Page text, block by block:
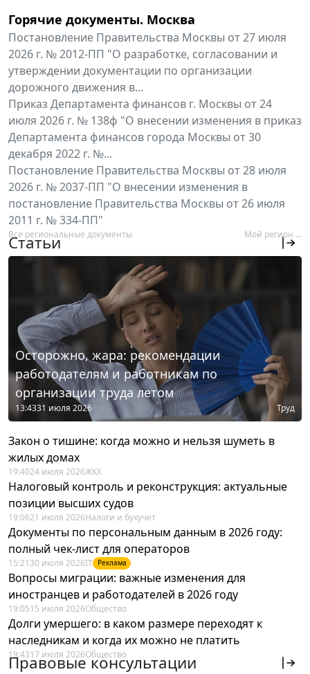
Горячие документы. Москва
Постановление Правительства Москвы от 27 июля
2026 г. № 2012-ПП "О разработке, согласовании и
утверждении документации по организации
дорожного движения в...
Приказ Департамента финансов г. Москвы от 24
июля 2026 г. № 138ф "О внесении изменения в приказ
Департамента финансов города Москвы от 30
декабря 2022 г. №...
Постановление Правительства Москвы от 28 июля
2026 г. № 2037-ПП "О внесении изменения в
постановление Правительства Москвы от 26 июля
2011 г. № 334-ПП"
Все региональные документы Мой регион ...
Статьи
Осторожно, жара: рекомендации
работодателям и работникам по
организации труда летом
13:4331 июля 2026 Труд
Закон о тишине: когда можно и нельзя шуметь в
жилых домах
19:4024 июля 2026ЖКХ
Налоговый контроль и реконструкция: актуальные
позиции высших судов
19:0621 июля 2026Налоги и бухучет
Документы по персональным данным в 2026 году:
полный чек-лист для операторов
15:21 30 июля 2026IT Реклама
Вопросы миграции: важные изменения для
иностранцев и работодателей в 2026 году
19:0515 июля 2026Общество
Долги умершего: в каком размере переходят к
наследникам и когда их можно не платить
19:4317 июля 2026Общество
Правовые консультации